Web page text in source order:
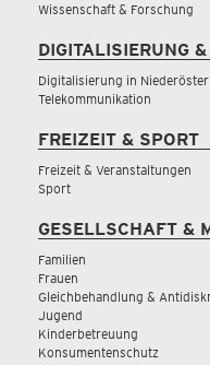
Wissenschaft & Forschung
DIGITALISIERUNG
Digitalisierung in
Telekommunikation
FREIZEIT & SPORT
Freizeit & Veranstaltungen
Sport
GESELLSCHAFT &
Familien
Frauen
Gleichbehandlung &
Jugend
Kinderbetreuung
Konsumentenschutz